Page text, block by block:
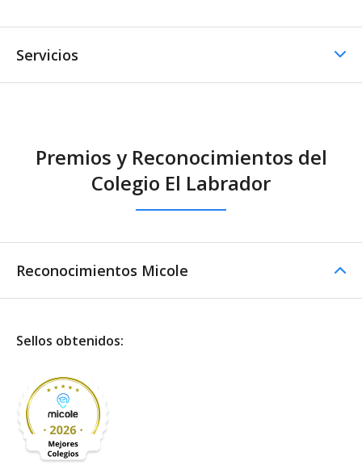
Servicios
Casino / Cafetería -
Cocina propia
Premios y Reconocimientos del
Colegio El Labrador
Reconocimientos Micole
Sellos obtenidos: